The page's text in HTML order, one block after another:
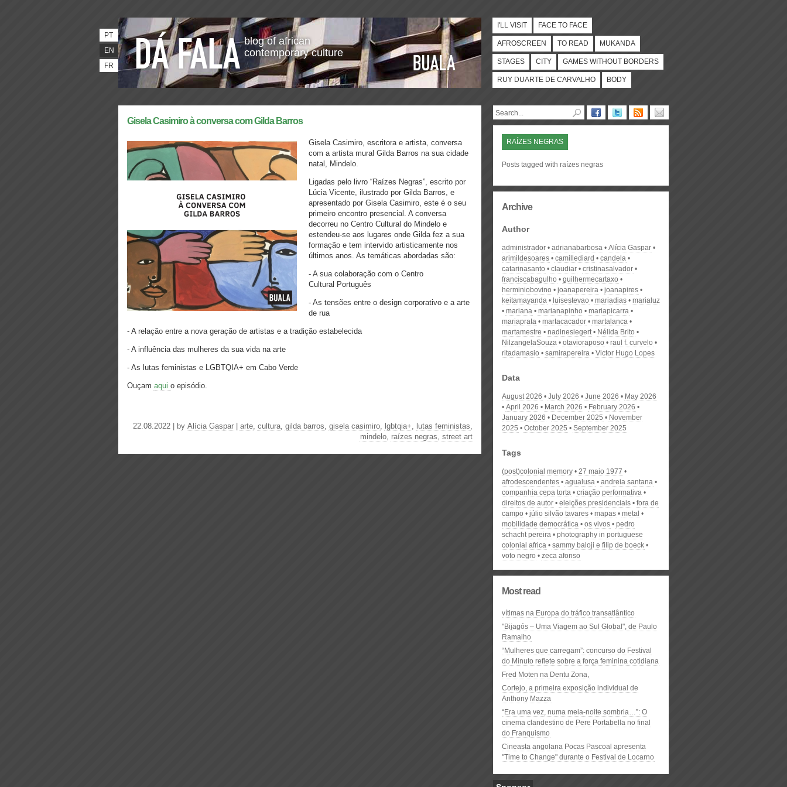
blog of african
contemporary culture
PT
EN
FR
I'LL VISIT FACE TO FACE
AFROSCREEN TO READ MUKANDA
STAGES CITY GAMES WITHOUT BORDERS
RUY DUARTE DE CARVALHO BODY
Gisela Casimiro à conversa com Gilda Barros
Gisela Casimiro, escritora e artista, conversa
com a artista mural Gilda Barros na sua cidade
natal, Mindelo.
Ligadas pelo livro “Raízes Negras”, escrito por
Lúcia Vicente, ilustrado por Gilda Barros, e
apresentado por Gisela Casimiro, este é o seu
primeiro encontro presencial. A conversa
decorreu no Centro Cultural do Mindelo e
estendeu-se aos lugares onde Gilda fez a sua
formação e tem intervido artisticamente nos
últimos anos. As temáticas abordadas são:
- A sua colaboração com o Centro
Cultural Português
- As tensões entre o design corporativo e a arte
de rua
- A relação entre a nova geração de artistas e a tradição estabelecida
- A influência das mulheres da sua vida na arte
- As lutas feministas e LGBTQIA+ em Cabo Verde
Ouçam aqui o episódio.
22.08.2022 | by Alícia Gaspar arte, cultura, gilda barros, gisela casimiro, lgbtqia+, lutas feministas,
mindelo, raízes negras, street art
RAÍZES NEGRAS
Posts tagged with raízes negras
Archive
Author
administrador adrianabarbosa
Alícia Gaspar
arimildesoares
camillediard
candela
catarinasanto
claudiar
cristinasalvador
franciscabagulho
guilhermecartaxo
herminiobovino
joanapereira
joanapires
keitamayanda
luisestevao mariadias
marialuz
mariana
marianapinho
mariapicarra
mariaprata
martacacador
martalanca
martamestre
nadinesiegert
Nélida Brito
NilzangelaSouza
otavioraposo
raul f. curvelo
ritadamasio
samirapereira Victor Hugo Lopes
Data
August 2026 July 2026 June 2026
May 2026
April 2026
March 2026
February 2026
January 2026
December 2025
November
2025
October 2025 September 2025
Tags
(post)colonial memory
27 maio 1977
afrodescendentes
agualusa
andreia santana
companhia cepa torta
criação performativa
direitos de autor
eleições presidenciais
fora de
campo
júlio silvão tavares mapas
metal
mobilidade democrática
os vivos
pedro
schacht pereira
photography in portuguese
colonial africa
sammy baloji e filip de boeck
voto negro
zeca afonso
Most read
vítimas na Europa do tráfico transatlântico
"Bijagós – Uma Viagem ao Sul Global", de Paulo
Ramalho
“Mulheres que carregam”: concurso do Festival
do Minuto reflete sobre a força feminina cotidiana
Fred Moten na Dentu Zona,
Cortejo, a primeira exposição individual de
Anthony Mazza
“Era uma vez, numa meia-noite sombria…”: O
cinema clandestino de Pere Portabella no final
do Franquismo
Cineasta angolana Pocas Pascoal apresenta
"Time to Change" durante o Festival de Locarno